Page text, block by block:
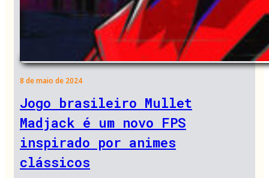
8 de maio de 2024
Jogo brasileiro Mullet
Madjack é um novo FPS
inspirado por animes
clássicos